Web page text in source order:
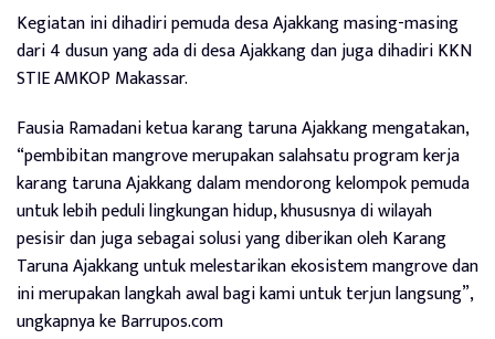
Kegiatan ini dihadiri pemuda desa Ajakkang masing-masing
dari 4 dusun yang ada di desa Ajakkang dan juga dihadiri KKN
STIE AMKOP Makassar.
Fausia Ramadani ketua karang taruna Ajakkang mengatakan,
“pembibitan mangrove merupakan salahsatu program kerja
karang taruna Ajakkang dalam mendorong kelompok pemuda
untuk lebih peduli lingkungan hidup, khususnya di wilayah
pesisir dan juga sebagai solusi yang diberikan oleh Karang
Taruna Ajakkang untuk melestarikan ekosistem mangrove dan
ini merupakan langkah awal bagi kami untuk terjun langsung”,
ungkapnya ke Barrupos.com